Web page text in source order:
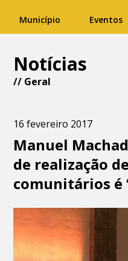
Município Eventos
Notícias
// Geral
16 fevereiro 2017
Manuel
de realização
comunitários é